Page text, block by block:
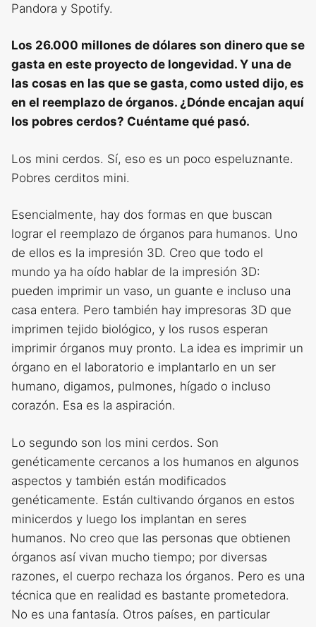
Pandora y Spotify.
Los 26.000 millones de dólares son dinero que se
gasta en este proyecto de longevidad. Y una de
las cosas en las que se gasta, como usted dijo, es
en el reemplazo de órganos. ¿Dónde encajan aquí
los pobres cerdos? Cuéntame qué pasó.
Los mini cerdos. Sí, eso es un poco espeluznante.
Pobres cerditos mini.
Esencialmente, hay dos formas en que buscan
lograr el reemplazo de órganos para humanos. Uno
de ellos es la impresión 3D. Creo que todo el
mundo ya ha oído hablar de la impresión 3D:
pueden imprimir un vaso, un guante e incluso una
casa entera. Pero también hay impresoras 3D que
imprimen tejido biológico, y los rusos esperan
imprimir órganos muy pronto. La idea es imprimir un
órgano en el laboratorio e implantarlo en un ser
humano, digamos, pulmones, hígado o incluso
corazón. Esa es la aspiración.
Lo segundo son los mini cerdos. Son
genéticamente cercanos a los humanos en algunos
aspectos y también están modificados
genéticamente. Están cultivando órganos en estos
minicerdos y luego los implantan en seres
humanos. No creo que las personas que obtienen
órganos así vivan mucho tiempo; por diversas
razones, el cuerpo rechaza los órganos. Pero es una
técnica que en realidad es bastante prometedora.
No es una fantasía. Otros países, en particular